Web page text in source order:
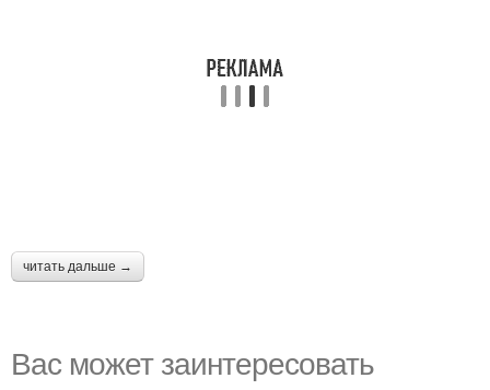
читать дальше →
Вас может заинтересовать